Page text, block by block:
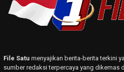
File Satu menyajikan berita-berita terkini
sumber redaksi terpercaya yang dikemas